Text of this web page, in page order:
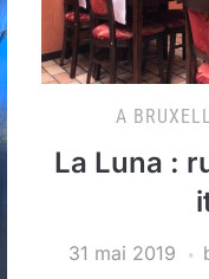
A
La Luna :
31 mai 2019